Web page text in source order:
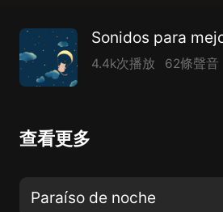
4.4k次播放 62條聲音
查看更多
Paraíso de noche